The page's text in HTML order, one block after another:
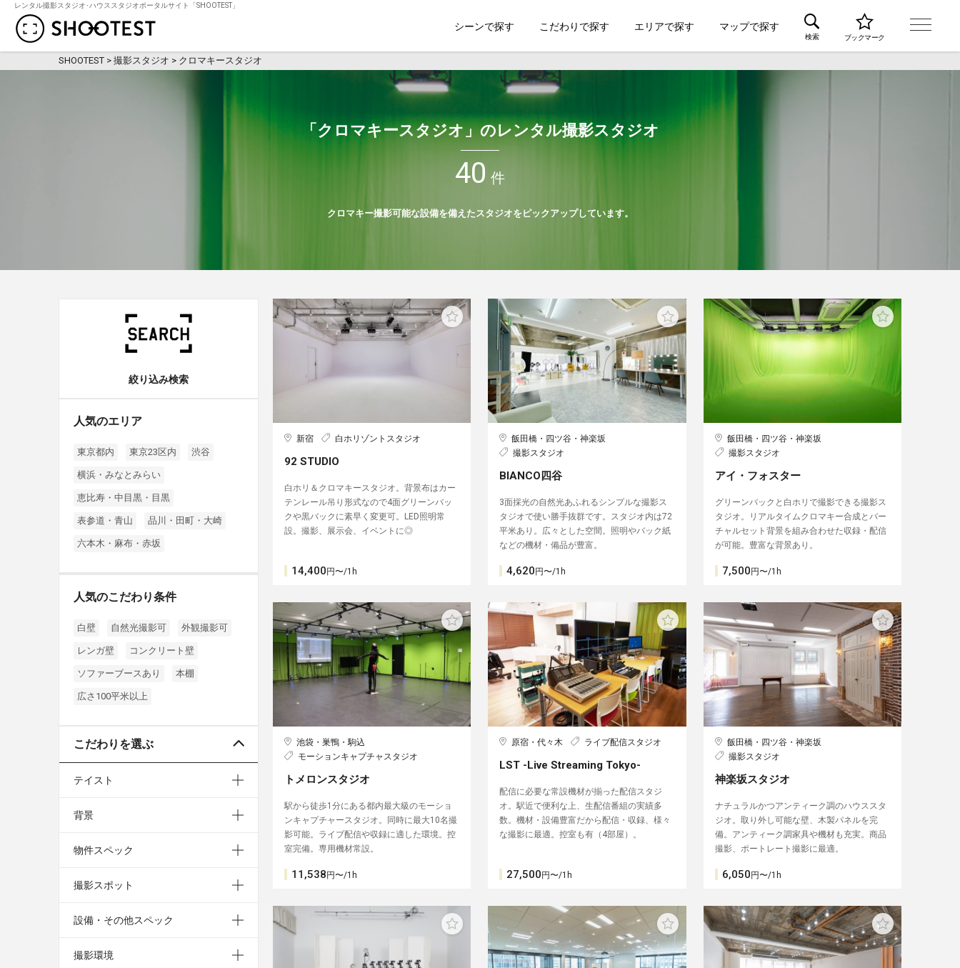
レンタル撮影スタジオ･ハウススタジオポータルサイト「SHOOTEST」
シーンで探す こだわりで探す エリアで探す マップで探す
検索 ブックマーク
SHOOTEST > 撮影スタジオ > クロマキースタジオ
「クロマキースタジオ」のレンタル撮影スタジオ
40 件
クロマキー撮影可能な設備を備えたスタジオをピックアップしています。
新宿 白ホリゾントスタジオ
92 STUDIO
白ホリ＆クロマキースタジオ。背景布はカー
テンレール吊り形式なので4面グリーンバッ
クや黒バックに素早く変更可。LED照明常
設。撮影、展示会、イベントに◎
14,400 円〜/1h
飯田橋・四ツ谷・神楽坂
撮影スタジオ
BIANCO四谷
3面採光の自然光あふれるシンプルな撮影ス
タジオで使い勝手抜群です。スタジオ内は72
平米あり。広々とした空間。照明やバック紙
などの機材・備品が豊富。
4,620 円〜/1h
飯田橋・四ツ谷・神楽坂
撮影スタジオ
アイ・フォスター
グリーンバックと白ホリで撮影できる撮影ス
タジオ。リアルタイムクロマキー合成とバー
チャルセット背景を組み合わせた収録・配信
が可能。豊富な背景あり。
7,500 円〜/1h
池袋・巣鴨・駒込
モーションキャプチャスタジオ
トメロンスタジオ
駅から徒歩1分にある都内最大級のモーショ
ンキャプチャースタジオ。同時に最大10名撮
影可能。ライブ配信や収録に適した環境。控
室完備。専用機材常設。
11,538 円〜/1h
原宿・代々木 ライブ配信スタジオ
LST -Live Streaming Tokyo-
配信に必要な常設機材が揃った配信スタジ
オ。駅近で便利な上、生配信番組の実績多
数。機材・設備豊富だから配信・収録、様々
な撮影に最適。控室も有（4部屋）。
27,500 円〜/1h
飯田橋・四ツ谷・神楽坂
撮影スタジオ
神楽坂スタジオ
ナチュラルかつアンティーク調のハウススタ
ジオ。取り外し可能な壁、木製パネルを完
備。アンティーク調家具や機材も充実。商品
撮影、ポートレート撮影に最適。
6,050 円〜/1h
絞り込み検索
人気のエリア
東京都内 東京23区内 渋谷
横浜・みなとみらい
恵比寿・中目黒・目黒
表参道・青山 品川・田町・大崎
六本木・麻布・赤坂
人気のこだわり条件
白壁 自然光撮影可 外観撮影可
レンガ壁 コンクリート壁
ソファーブースあり 本棚
広さ100平米以上
こだわりを選ぶ
テイスト
背景
物件スペック
撮影スポット
設備・その他スペック
撮影環境